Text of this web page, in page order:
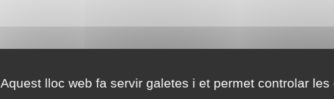
Aquest lloc web fa servir galetes i et permet controlar